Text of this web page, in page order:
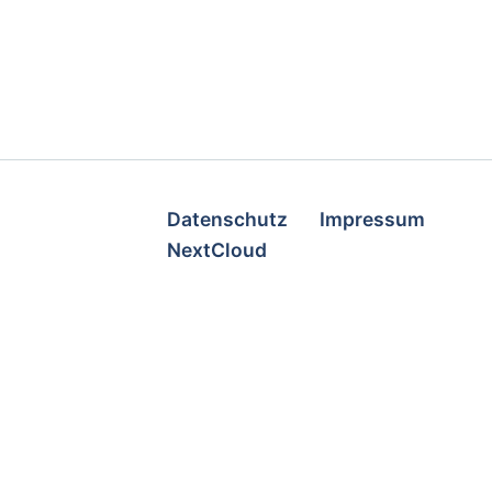
Datenschutz
Impressum
NextCloud